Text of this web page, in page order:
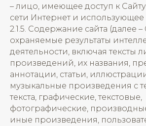
– лицо, имеющее доступ к
сети Интернет и использующее
2.1.5. Содержание сайта (далее
охраняемые результаты
деятельности, включая тексты
произведений, их названия,
аннотации, статьи,
музыкальные произведения с
текста, графические, текстовые,
фотографические,
иные произведения,